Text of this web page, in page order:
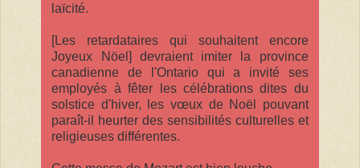
laïcité.
[Les retardataires qui souhaitent encore
Joyeux Nöel] devraient imiter la province
canadienne de l'Ontario qui a invité ses
employés à fêter les célébrations dites du
solstice d'hiver, les vœux de Noël pouvant
paraît-il heurter des sensibilités culturelles et
religieuses différentes.